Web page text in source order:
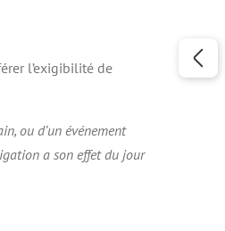
l’exigibilité de
ou d’un événement
a son effet du jour